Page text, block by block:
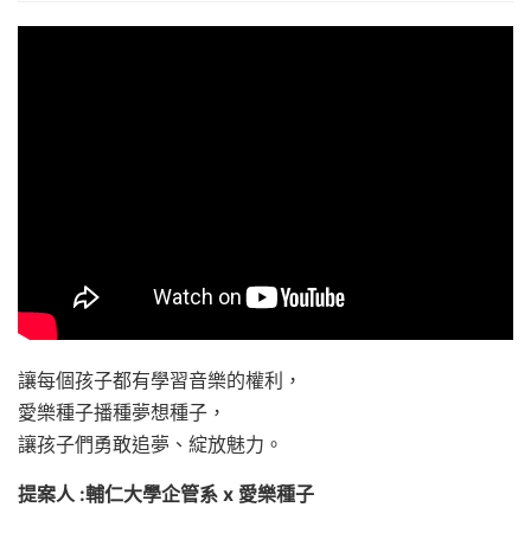
讓每個孩子都有學習音樂的權利，
愛樂種子播種夢想種子，
讓孩子們勇敢追夢、綻放魅力。
提案人 :輔仁大學企管系 x 愛樂種子